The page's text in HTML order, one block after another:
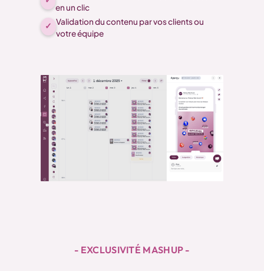
en un clic
✓ Validation du contenu par vos clients ou
votre équipe
- EXCLUSIVITÉ MASHUP -